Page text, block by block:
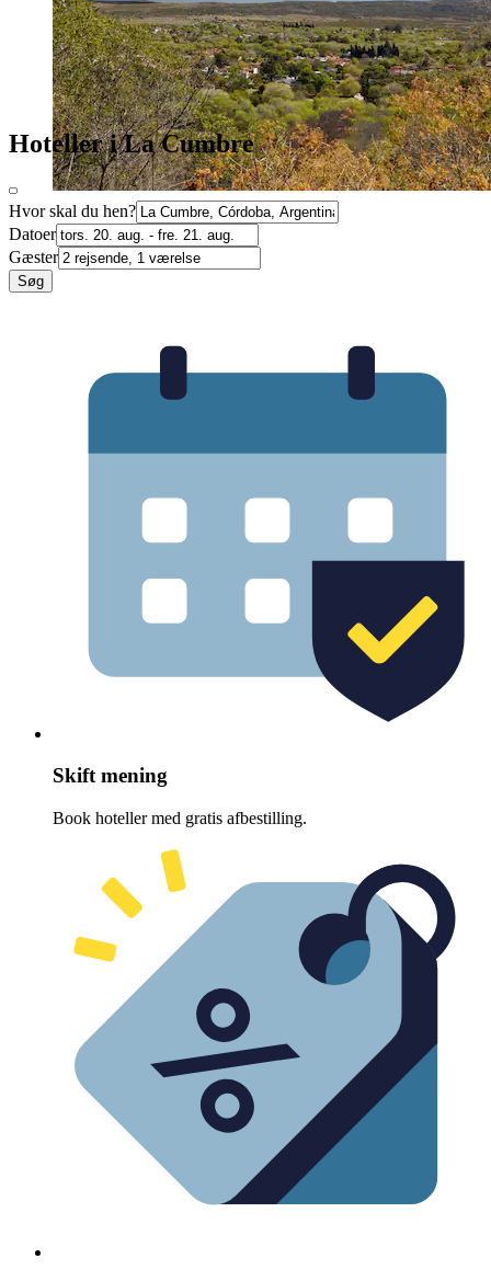
Hoteller i La Cumbre
Hvor skal du hen?
Datoer
Gæster
Søg
Skift mening
Book hoteller med gratis afbestilling.